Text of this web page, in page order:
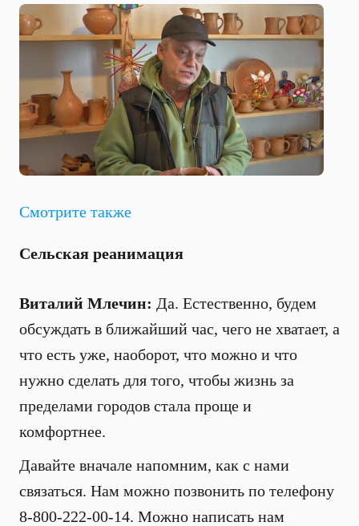
Смотрите также
Сельская реанимация
Виталий Млечин: Да. Естественно, будем
обсуждать в ближайший час, чего не хватает, а
что есть уже, наоборот, что можно и что
нужно сделать для того, чтобы жизнь за
пределами городов стала проще и
комфортнее.
Давайте вначале напомним, как с нами
связаться. Нам можно позвонить по телефону
8-800-222-00-14. Можно написать нам